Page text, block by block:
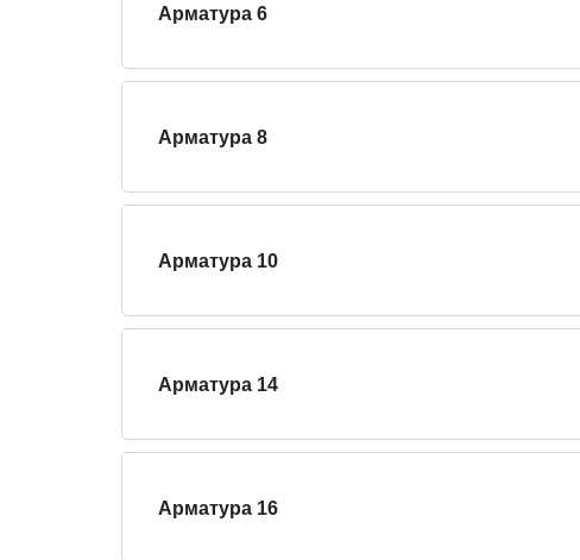
Арматура 6
Арматура 8
Арматура 10
Арматура 14
Арматура 16